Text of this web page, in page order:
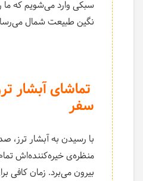
نگین طبیعت شمال
تماشای آبشار
سفر
با رسیدن به آبشار
منظره‌ی خیره‌کننده‌اش
بیرون می‌برد. زمان کافی